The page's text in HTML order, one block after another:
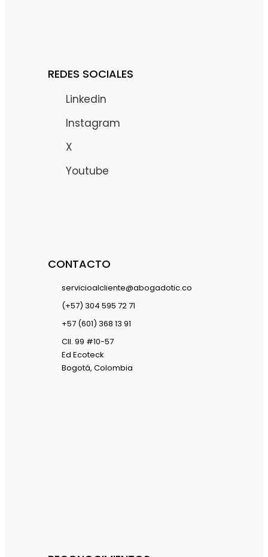
REDES SOCIALES
Linkedin
Instagram
X
Youtube
CONTACTO
servicioalcliente@abogadotic.co
(+57) 304 595 72 71
+57 (601) 368 13 91
Cll. 99 #10-57
Ed Ecoteck
Bogotá, Colombia